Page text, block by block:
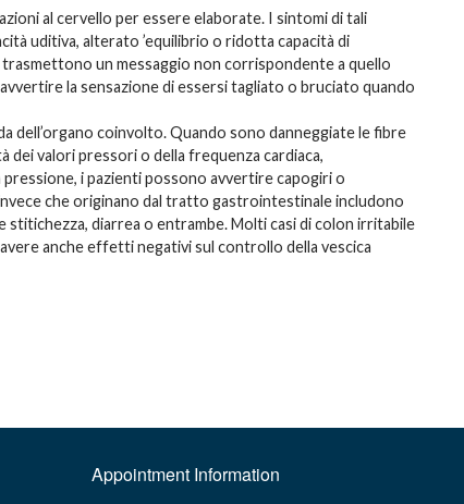
al cervello per essere elaborate. I sintomi di tali
uditiva, alterato ’equilibrio o ridotta capacità di
trasmettono un messaggio non corrispondente a quello
la sensazione di essersi tagliato o bruciato quando
dell’organo coinvolto. Quando sono danneggiate le fibre
dei valori pressori o della frequenza cardiaca,
i pazienti possono avvertire capogiri o
che originano dal tratto gastrointestinale includono
stitichezza, diarrea o entrambe. Molti casi di colon irritabile
anche effetti negativi sul controllo della vescica
Appointment Information